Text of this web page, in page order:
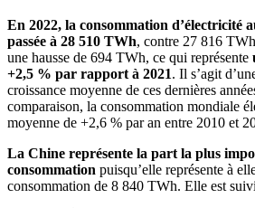
En 2022, la consommation d’électricité
passée à 28 510 TWh, contre 27 816
une hausse de 694 TWh, ce qui représente
+2,5 % par rapport à 2021. Il s’agit
croissance moyenne de ces dernières
comparaison, la consommation mondiale
moyenne de +2,6 % par an entre 2010 et
La Chine représente la part la plus
consommation puisqu’elle représente à
consommation de 8 840 TWh. Elle est